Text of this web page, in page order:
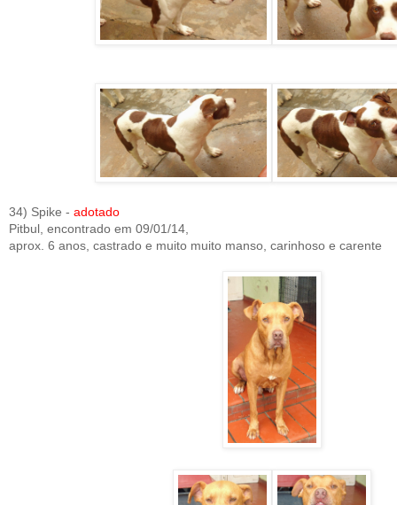
34) Spike - adotado
Pitbul, encontrado em 09/01/14,
aprox. 6 anos, castrado e muito muito manso, carinhoso e carente